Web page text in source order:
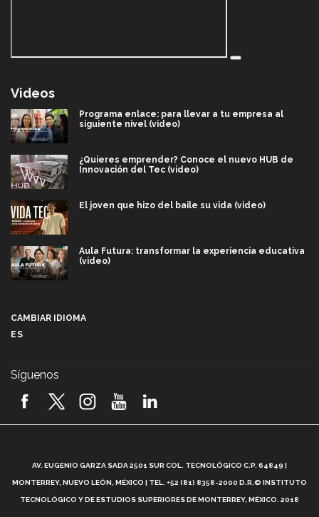
Videos
Programa enlace: para llevar a tu empresa al
siguiente nivel (video)
¿Quieres emprender? Conoce el nuevo HUB de
Innovación del Tec (video)
El joven que hizo del baile su vida (video)
Aula Futura: transformar la experiencia educativa
(video)
2026! (video)
¿Cómo es el Modelo Educativo Tec? (video)
CAMBIAR IDIOMA
ES
Síguenos
AV. EUGENIO GARZA SADA 2501 SUR COL. TECNOLÓGICO C.P. 64849 |
MONTERREY, NUEVO LEÓN, MÉXICO | TEL. +52 (81) 8358-2000 D.R.© INSTITUTO
TECNOLÓGICO Y DE ESTUDIOS SUPERIORES DE MONTERREY, MÉXICO. 2018